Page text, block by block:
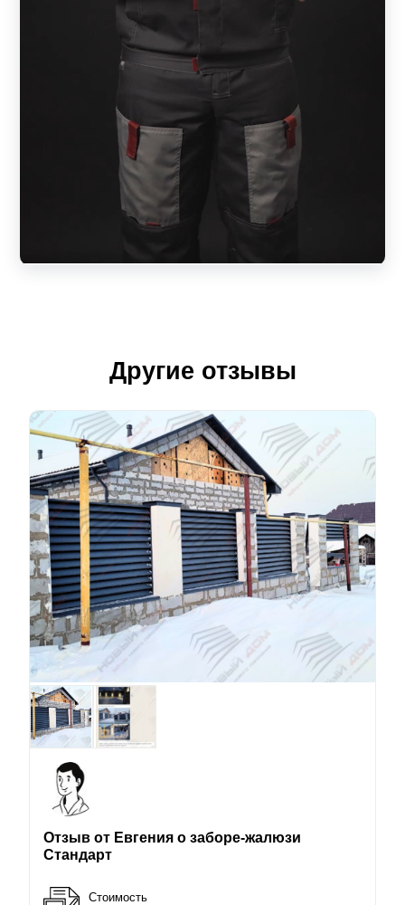
Другие отзывы
Отзыв от Евгения о заборе-жалюзи
Стандарт
Стоимость